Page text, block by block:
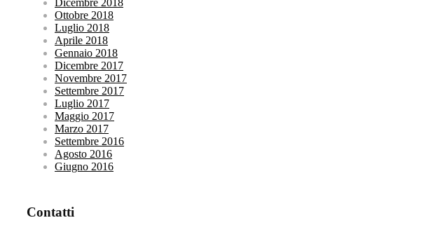
Dicembre 2018
Ottobre 2018
Luglio 2018
Aprile 2018
Gennaio 2018
Dicembre 2017
Novembre 2017
Settembre 2017
Luglio 2017
Maggio 2017
Marzo 2017
Settembre 2016
Agosto 2016
Giugno 2016
Contatti